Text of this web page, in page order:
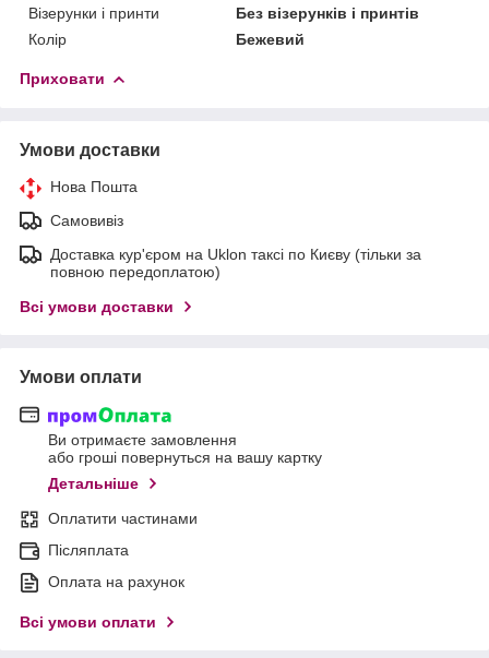
Візерунки і принти
Без візерунків і принтів
Колір
Бежевий
Приховати
Умови доставки
Нова Пошта
Самовивіз
Доставка кур'єром на Uklon таксі по Києву (тільки за
повною передоплатою)
Всі умови доставки
Умови оплати
Ви отримаєте замовлення
або гроші повернуться на вашу картку
Детальніше
Оплатити частинами
Післяплата
Оплата на рахунок
Всі умови оплати